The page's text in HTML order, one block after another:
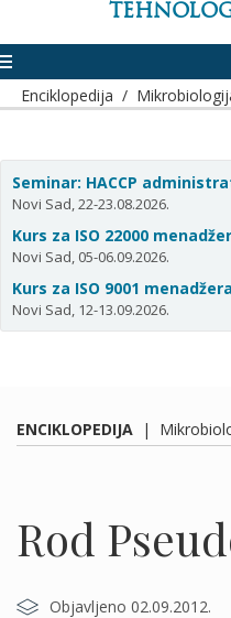
Enciklopedija /
Seminar: HACCP
Novi Sad, 22-23.08.2026.
Kurs za ISO 22000
Novi Sad, 05-06.09.2026.
Kurs za ISO 9001 menadžera
Novi Sad, 12-13.09.2026.
ENCIKLOPEDIJA |
Rod
Objavljeno 02.09.2012.